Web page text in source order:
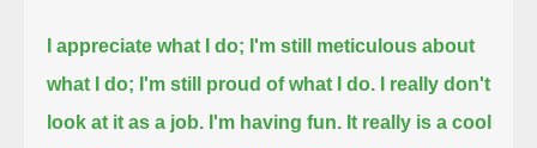
I appreciate what I do; I'm still meticulous about
what I do; I'm still proud of what I do.
I really don't
look at it as a job. I'm having fun. It really is a cool